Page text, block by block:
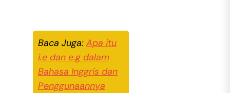
Baca Juga: Apa itu
i.e dan e.g dalam
Bahasa Inggris dan
Penggunaannya